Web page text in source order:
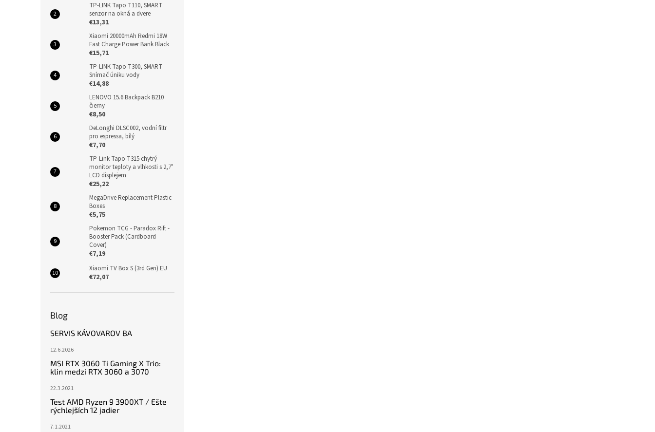
TP-LINK Tapo T110, SMART
senzor na okná a dvere
€13,31
Xiaomi 20000mAh Redmi 18W
Fast Charge Power Bank Black
€15,71
TP-LINK Tapo T300, SMART
Snímač úniku vody
€14,88
LENOVO 15.6 Backpack B210
čierny
€8,50
DeLonghi DLSC002, vodní filtr
pro espressa, bílý
€7,70
TP-Link Tapo T315 chytrý
monitor teploty a vlhkosti s 2,7"
LCD displejem
€25,22
MegaDrive Replacement Plastic
Boxes
€5,75
Pokemon TCG - Paradox Rift -
Booster Pack (Cardboard
Cover)
€7,19
Xiaomi TV Box S (3rd Gen) EU
€72,07
Blog
SERVIS KÁVOVAROV BA
12.6.2026
MSI RTX 3060 Ti Gaming X Trio:
klin medzi RTX 3060 a 3070
22.3.2021
Test AMD Ryzen 9 3900XT / Ešte
rýchlejších 12 jadier
7.1.2021